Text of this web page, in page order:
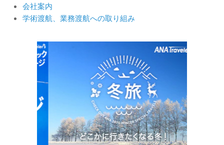
会社案内
学術渡航、業務渡航への取り組み